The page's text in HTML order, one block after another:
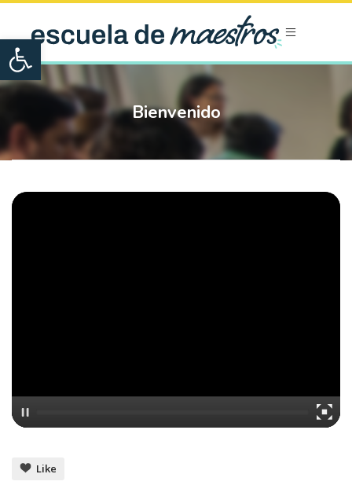
Open toolbar
Bienvenido
Like